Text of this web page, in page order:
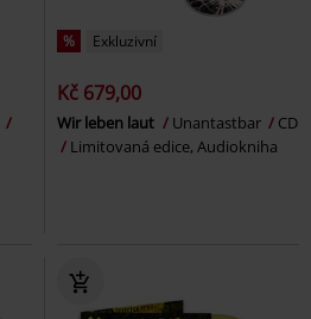
% Exkluzivní
Kč 679,00
Wir leben laut Unantastbar
CD
Limitovaná edice, Audiokniha